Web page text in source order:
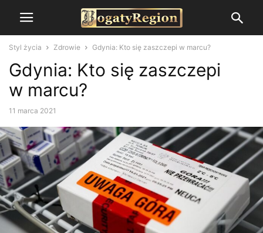
Styl życia Zdrowie Gdynia: Kto się zaszczepi w marcu?
Gdynia: Kto się zaszczepi
w marcu?
11 marca 2021